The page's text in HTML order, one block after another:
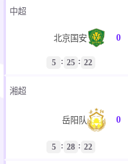
篮球新闻
中超
北京国安 0
5 : 25 : 22
湘超
岳阳队 0
5 : 28 : 22